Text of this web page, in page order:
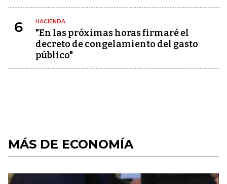
6 HACIENDA
"En las próximas horas firmaré el
decreto de congelamiento del gasto
público"
MÁS DE ECONOMÍA